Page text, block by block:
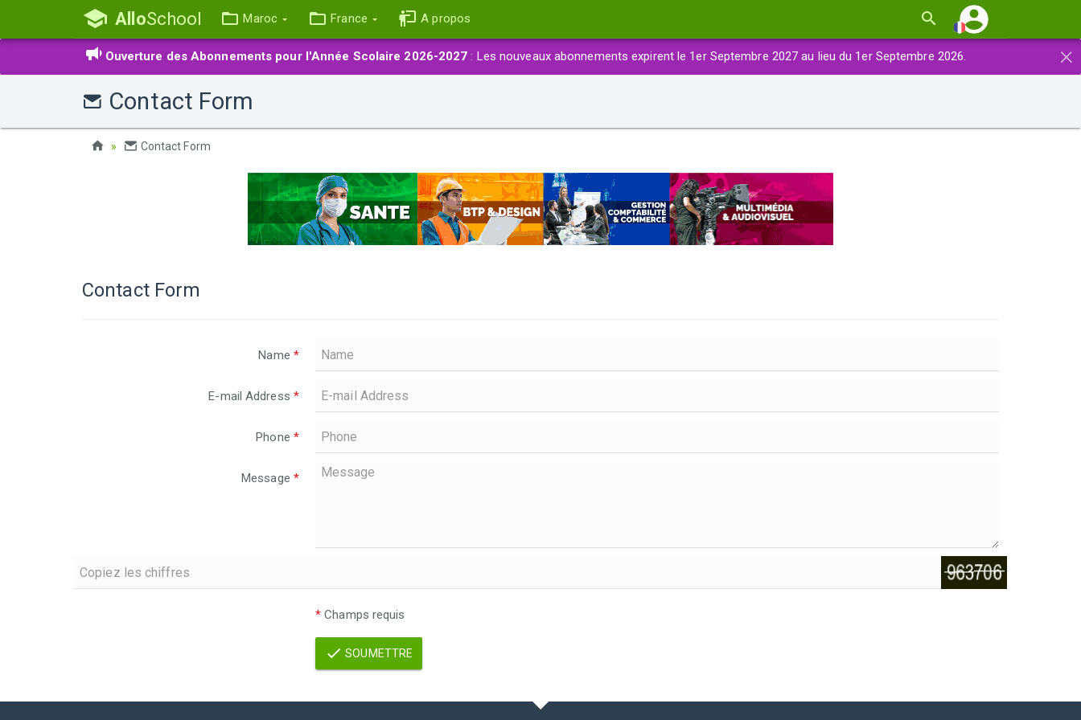
AlloSchool Maroc France A propos
×
Ouverture des Abonnements pour l'Année Scolaire 2026-2027 : Les nouveaux abonnements expirent le 1er Septembre 2027 au lieu du 1er Septembre 2026.
Contact Form
Contact Form
Contact Form
Name *
E-mail Address *
Phone *
Message *
* Champs requis
SOUMETTRE